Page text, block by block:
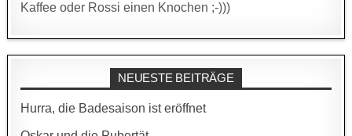
Kaffee oder Rossi einen Knochen ;-)))
NEUESTE BEITRÄGE
Hurra, die Badesaison ist eröffnet